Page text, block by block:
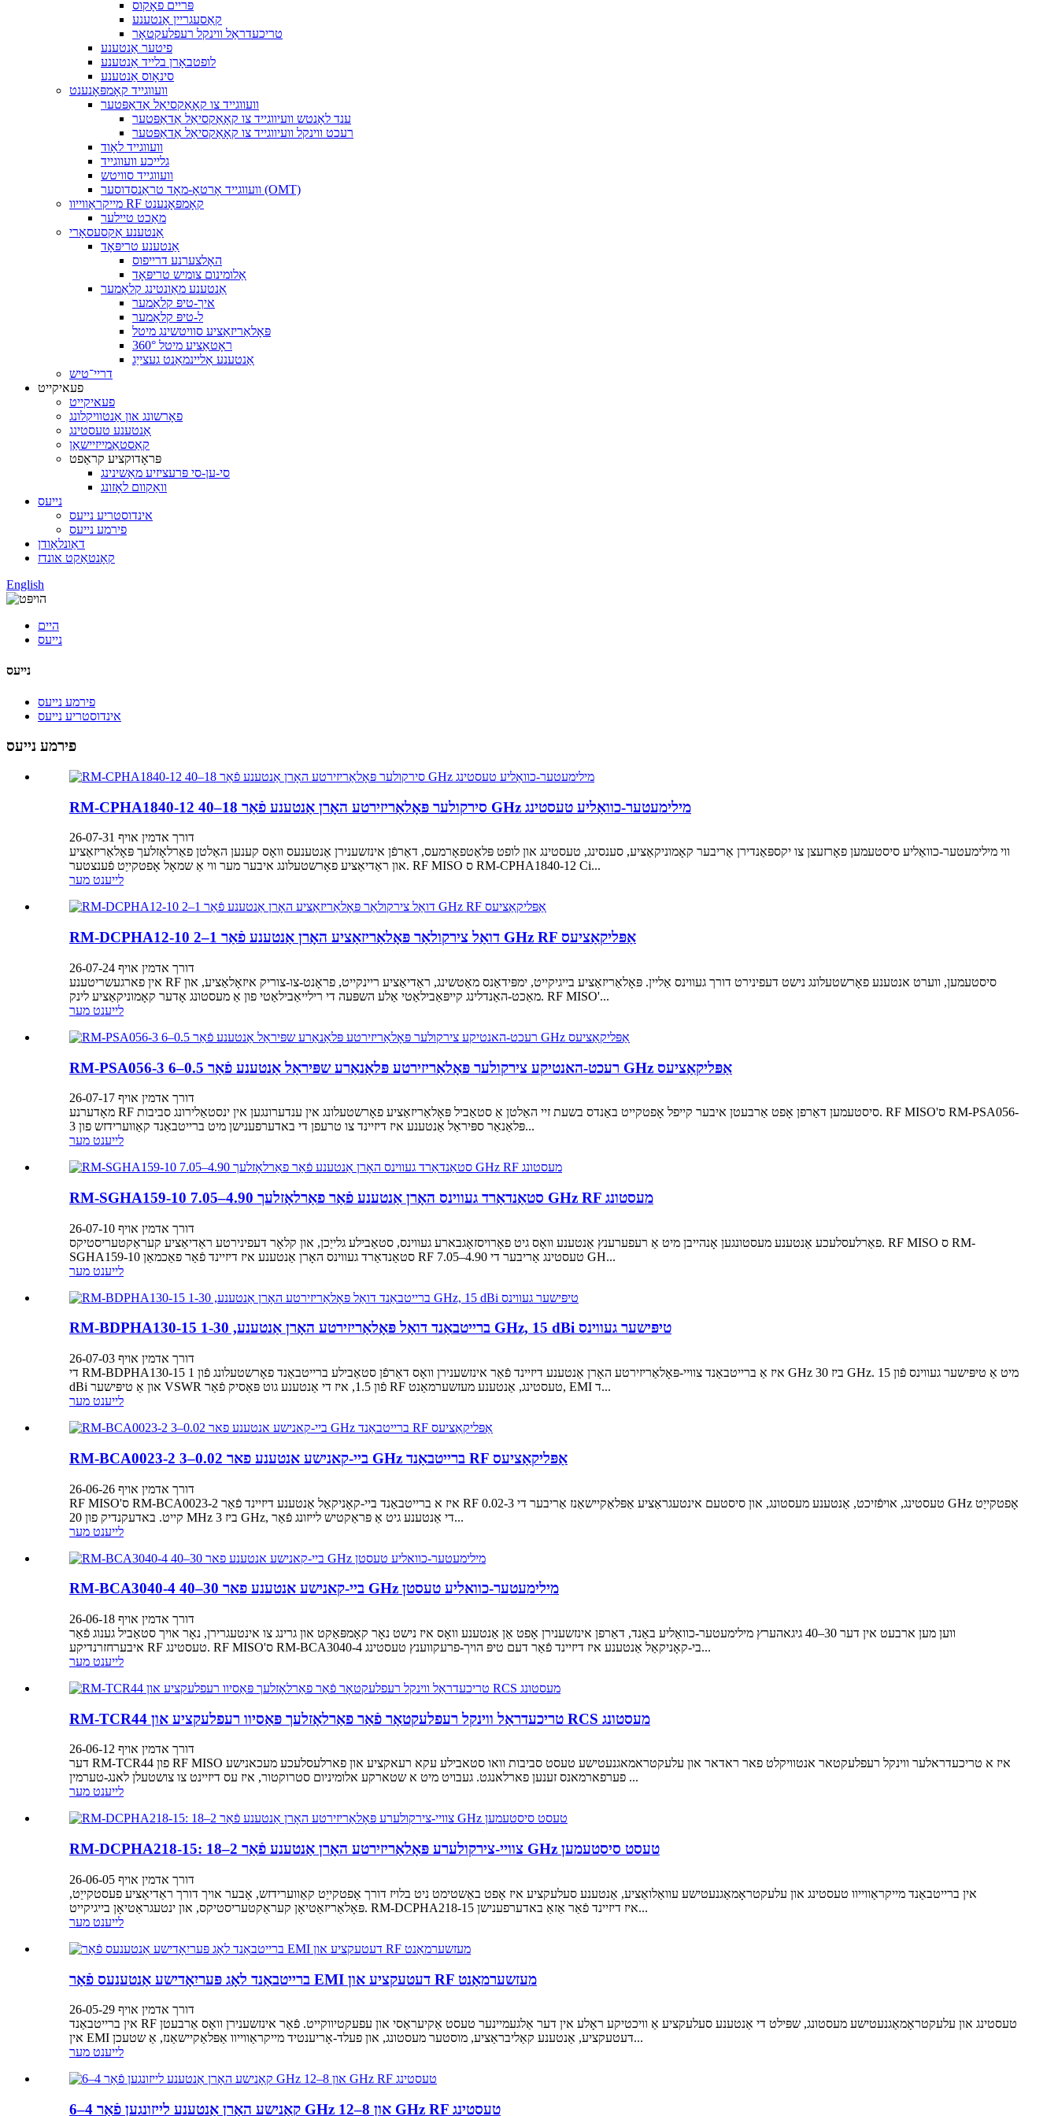
פּריים פאָקוס
קאַסעגריין אַנטענע
טריכעדראַל ווינקל רעפלעקטאָר
פיטער אַנטענע
לופטבאָרן בלייד אַנטענע
סינאָוס אַנטענע
וועווגייד קאָמפּאָנענט
וועווגייד צו קאָאַקסיאַל אַדאַפּטער
ענד לאָנטש וועיווגייד צו קאָאַקסיאַל אַדאַפּטער
רעכט ווינקל וועיווגייד צו קאָאַקסיאַל אַדאַפּטער
וועווגייד לאָוד
גלייכע וועווגייד
וועווגייד סוויטש
וועווגייד אָרטאָ-מאָד טראַנסדוסער (OMT)
מייקראַווייוו RF קאָמפּאָנענט
מאַכט טיילער
אַנטענע אַקסעסאָרי
אַנטענע טריפּאָד
האָלצערנע דרייפוס
אַלומינום צומיש טריפּאָד
אַנטענע מאַונטינג קלאַמער
איך-טיפּ קלאַמער
ל-טיפּ קלאַמער
פּאָלאַריזאַציע סוויטשינג מיטל
360° ראָטאַציע מיטל
אַנטענע אַליינמאַנט געצייַג
דריי־טיש
פעאיקייט
פעאיקייט
פאָרשונג און אַנטוויקלונג
אַנטענע טעסטינג
קאַסטאַמייזיישאַן
פּראָדוקציע קראַפט
סי-ען-סי פּרעציזיע מאַשינינג
וואַקוום לאָזונג
נייעס
אינדוסטריע נייעס
פירמע נייעס
דאַונלאָודן
קאָנטאַקט אונדז
English
היים
נייעס
נייעס
פירמע נייעס
אינדוסטריע נייעס
פירמע נייעס
RM-CPHA1840-12 סירקולער פּאָלאַריזירטע האָרן אַנטענע פֿאַר 18–40 GHz מילימעטער-כוואַליע טעסטינג
דורך אדמין אויף 26-07-31
ווי מילימעטער-כוואַליע סיסטעמען פאָרזעצן צו יקספּאַנדירן אַריבער קאָמוניקאַציע, סענסינג, טעסטינג און לופט פּלאַטפאָרמעס, דאַרפֿן אינזשענירן אַנטענעס וואָס קענען האַלטן פאַרלאָזלעך פּאָלאַריזאַציע
און ראַדיאַציע פאָרשטעלונג איבער מער ווי אַ שמאָל אָפטקייַט פֿענצטער. RF MISO ס RM-CPHA1840-12 Ci...
לייענט מער
RM-DCPHA12-10 דואַל צירקולאַר פּאָלאַריזאַציע האָרן אַנטענע פֿאַר 1–2 GHz RF אַפּליקאַציעס
דורך אדמין אויף 26-07-24
אין פארגעשריטענע RF סיסטעמען, ווערט אנטענע פאָרשטעלונג נישט דעפינירט דורך געווינס אַליין. פּאָלאַריזאַציע בייגיקייט, ימפּידאַנס מאַטשינג, ראַדיאַציע ריינקייט, פראָנט-צו-צוריק איזאָלאַציע, און
מאַכט-האַנדלינג קייפּאַבילאַטי אַלע השפּעה די רילייאַבילאַטי פון אַ מעסטונג אָדער קאָמוניקאַציע לינק. RF MISO'...
לייענט מער
RM-PSA056-3 רעכט-האנטיקע צירקולער פּאָלאַריזירטע פּלאַנאַרע שפּיראַל אַנטענע פֿאַר 0.5–6 GHz אַפּליקאַציעס
דורך אדמין אויף 26-07-17
מאָדערנע RF סיסטעמען דאַרפן אָפט אַרבעטן איבער קייפל אָפטקייט באַנדס בשעת זיי האַלטן אַ סטאַביל פּאָלאַריזאַציע פאָרשטעלונג אין ענדערונגען אין ינסטאַלירונג סביבות. RF MISO'ס RM-PSA056-
3 פּלאַנאַר ספּיראַל אַנטענע איז דיזיינד צו טרעפן די באדערפענישן מיט ברייטבאַנד קאַווערידזש פון...
לייענט מער
RM-SGHA159-10 סטאַנדאַרד געווינס האָרן אַנטענע פֿאַר פאַרלאָזלעך 4.90–7.05 GHz RF מעסטונג
דורך אדמין אויף 26-07-10
פאַרלעסלעכע אַנטענע מעסטונגען אָנהייבן מיט אַ רעפערענץ אַנטענע וואָס גיט פאָרויסזאָגבארע געווינס, סטאַבילע גלייַכן, און קלאָר דעפינירטע ראַדיאַציע קעראַקטעריסטיקס. RF MISO ס RM-
SGHA159-10 סטאַנדאַרד געווינס האָרן אַנטענע איז דיזיינד פֿאַר פאַכמאַן RF טעסטינג אַריבער די 4.90–7.05 GH...
לייענט מער
RM-BDPHA130-15 ברייטבאַנד דואַל פּאָלאַריזירטע האָרן אַנטענע, 1-30 GHz, 15 dBi טיפּישער געווינס
דורך אדמין אויף 26-07-03
די RM-BDPHA130-15 איז אַ ברייטבאַנד צוויי-פּאָלאַריזירטע האָרן אַנטענע דיזיינד פֿאַר אינזשענירן וואָס דאַרפֿן סטאַבילע ברייטבאַנד פאָרשטעלונג פֿון 1 GHz ביז 30 GHz. מיט אַ טיפּישער געווינס פֿון 15
dBi און אַ טיפּישער VSWR פֿון 1.5, איז די אַנטענע גוט פּאַסיק פֿאַר RF טעסטינג, אַנטענע מעזשערמאַנט, EMI ד...
לייענט מער
RM-BCA0023-2 ביי-קאנישע אנטענע פאר 0.02–3 GHz ברייטבאַנד RF אַפּליקאַציעס
דורך אדמין אויף 26-06-26
RF MISO'ס RM-BCA0023-2 איז א ברייטבאַנד ביי-קאָניקאַל אַנטענע דיזיינד פֿאַר RF טעסטינג, אויפֿזיכט, אַנטענע מעסטונג, און סיסטעם אינטעגראַציע אַפּלאַקיישאַנז אַריבער די 0.02-3 GHz אָפטקייַט
קייט. באדעקנדיק פון 20 MHz ביז 3 GHz, די אַנטענע גיט אַ פּראַקטיש לייזונג פֿאַר...
לייענט מער
RM-BCA3040-4 ביי-קאנישע אנטענע פאר 30–40 GHz מילימעטער-כוואליע טעסטן
דורך אדמין אויף 26-06-18
ווען מען ארבעט אין דער 30–40 גיגאהערץ מילימעטער-כוואַליע באַנד, דאַרפן אינזשענירן אָפט אַן אַנטענע וואָס איז נישט נאָר קאָמפּאַקט און גרינג צו אינטעגרירן, נאָר אויך סטאַביל גענוג פֿאַר
איבערחזרנדיקע RF טעסטינג. RF MISO'ס RM-BCA3040-4 בי-קאָניקאַל אַנטענע איז דיזיינד פֿאַר דעם טיפּ הויך-פרעקווענץ טעסטינג...
לייענט מער
RM-TCR44 טריכעדראַל ווינקל רעפלעקטאָר פֿאַר פאַרלאָזלעך פּאַסיוו רעפלעקציע און RCS מעסטונג
דורך אדמין אויף 26-06-12
דער RM-TCR44 פון RF MISO איז א טריכעדראלער ווינקל רעפלעקטאר אנטוויקלט פאר ראדאר און עלעקטראמאגנעטישע טעסט סביבות וואו סטאבילע עקא רעאקציע און פארלעסלעכע מעכאנישע
פערפארמאנס זענען פארלאנגט. געבויט מיט א שטארקע אלומיניום סטרוקטור, איז עס דיזיינט צו צושטעלן לאנג-טערמין ...
לייענט מער
RM-DCPHA218-15: צוויי-צירקולערע פּאָלאַריזירטע האָרן אַנטענע פֿאַר 2–18 GHz טעסט סיסטעמען
דורך אדמין אויף 26-06-05
אין ברייטבאַנד מייקראַווייוו טעסטינג און עלעקטראָמאַגנעטישע עוואַלואַציע, אַנטענע סעלעקציע איז אָפט באַשטימט ניט בלויז דורך אָפטקייַט קאַווערידזש, אָבער אויך דורך ראַדיאַציע פעסטקייַט,
פּאָלאַריזאַטיאָן קעראַקטעריסטיקס, און ינטעגראַטיאָן בייגיקייט. RM-DCPHA218-15 איז דיזיינד פֿאַר אַזאַ באדערפענישן...
לייענט מער
ברייטבאַנד לאָג פּעריִאָדישע אַנטענעס פֿאַר EMI דעטעקציע און RF מעזשערמאַנט
דורך אדמין אויף 26-05-29
אין ברייטבאַנד RF טעסטינג און עלעקטראָמאַגנעטישע מעסטונג, שפּילט די אַנטענע סעלעקציע אַ וויכטיקע ראָלע אין דער אַלגעמיינער טעסט אַקיעראַסי און עפעקטיווקייט. פֿאַר אינזשענירן וואָס אַרבעטן
אין EMI דעטעקציע, אַנטענע קאַליבראַציע, מוסטער מעסטונג, און פעלד-אָריענטיד מייקראַווייוו אַפּלאַקיישאַנז, אַ שטעכן...
לייענט מער
קאָנישע האָרן אַנטענע לייזונגען פֿאַר 4–6 GHz און 8–12 GHz RF טעסטינג